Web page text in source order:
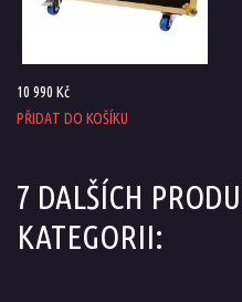
10 990 Kč
PŘIDAT DO KOŠÍKU
7 DALŠÍCH
KATEGORII: